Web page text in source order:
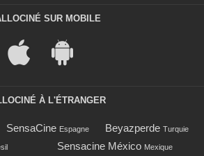
SUR MOBILE
À L'ÉTRANGER
SensaCine Espagne Beyazperde Turquie
Sensacine México Mexique